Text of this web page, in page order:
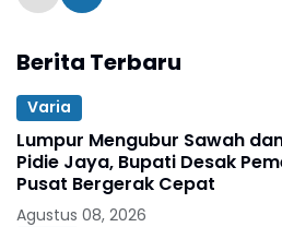
Berita Terbaru
Varia
Lumpur Mengubur Sawah
Pidie Jaya, Bupati Desak
Pusat Bergerak Cepat
Agustus 08, 2026